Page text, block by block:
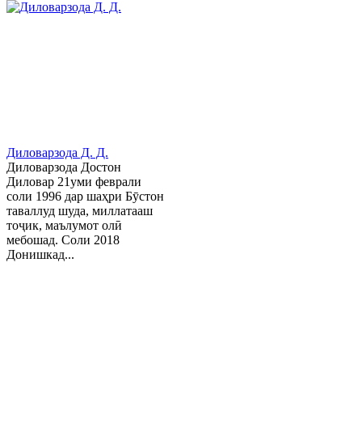
Диловарзода Д. Д.
Диловарзода Достон
Диловар 21уми феврали
соли 1996 дар шаҳри Бӯстон
таваллуд шуда, миллатааш
тоҷик, маълумот олӣ
мебошад. Соли 2018
Донишкад...